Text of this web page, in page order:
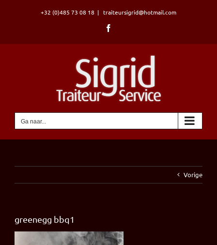
+32 (0)485 73 08 18 | traiteursigrid@hotmail.com
Ga naar...
Vorige
greenegg bbq1